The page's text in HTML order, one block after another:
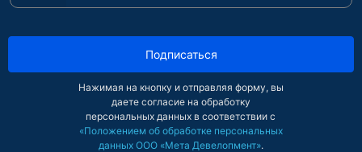
Подписаться
Нажимая на кнопку и отправляя форму, вы
даете согласие на обработку
персональных данных в соответствии с
«Положением об обработке персональных
данных ООО «Мета Девелопмент».